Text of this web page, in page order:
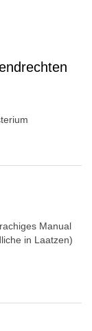
Manual
in Laatzen)